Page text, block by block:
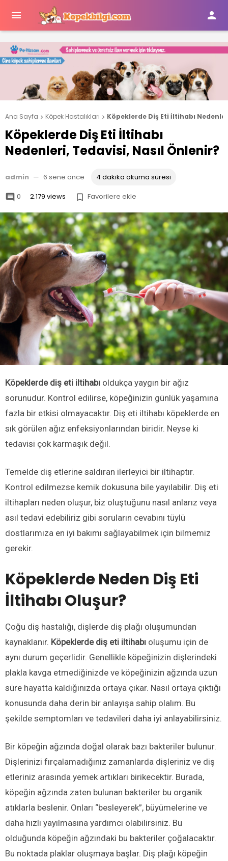
 
Ana Sayfa  Köpek Hastalıkları  Köpeklerde Diş Eti İltihabı
Köpeklerde Diş Eti İltihabı
Nedenleri, Tedavisi, Nasıl Önlenir?
admin — 6 sene önce 4 dakika okuma süresi
 0 2.179 views  Favorilere ekle
Köpeklerde diş eti iltihabı oldukça yaygın bir ağız
sorunudur. Kontrol edilirse, köpeğinizin günlük yaşamına
fazla bir etkisi olmayacaktır. Diş eti iltihabı köpeklerde en
sık görülen ağız enfeksiyonlarından biridir. Neyse ki
tedavisi çok karmaşık değil.
Temelde diş etlerine saldıran ilerleyici bir iltihaptır.
Kontrol edilmezse kemik dokusuna bile yayılabilir. Diş eti
iltihapları neden oluşur, biz oluştuğunu nasıl anlarız veya
asıl tedavi edebiliriz gibi soruların cevabını tüylü
dostlarımıza en iyi bakımı sağlayabilmek için bilmemiz
gerekir.
Köpeklerde Neden Diş Eti
İltihabı Oluşur?
Çoğu diş hastalığı, dişlerde diş plağı oluşumundan
kaynaklanır. Köpeklerde diş eti iltihabı oluşumu için de
aynı durum geçerlidir. Genellikle köpeğinizin dişlerindeki
plakla kavga etmediğinizde ve köpeğinizin ağzında uzun
süre hayatta kaldığınızda ortaya çıkar. Nasıl ortaya çıktığı
konusunda daha derin bir anlayışa sahip olalım. Bu
şekilde semptomları ve tedavileri daha iyi anlayabilirsiniz.
Bir köpeğin ağzında doğal olarak bazı bakteriler bulunur.
Dişlerinizi fırçalamadığınız zamanlarda dişleriniz ve diş
etleriniz arasında yemek artıkları birikecektir. Burada,
köpeğin ağzında zaten bulunan bakteriler bu organik
atıklarla beslenir. Onları “besleyerek”, büyümelerine ve
daha hızlı yayılmasına yardımcı olabilirsiniz. Bu
olduğunda köpeğin ağzındaki bu bakteriler çoğalacaktır.
Bu noktada plaklar oluşmaya başlar. Diş plağı köpeğin